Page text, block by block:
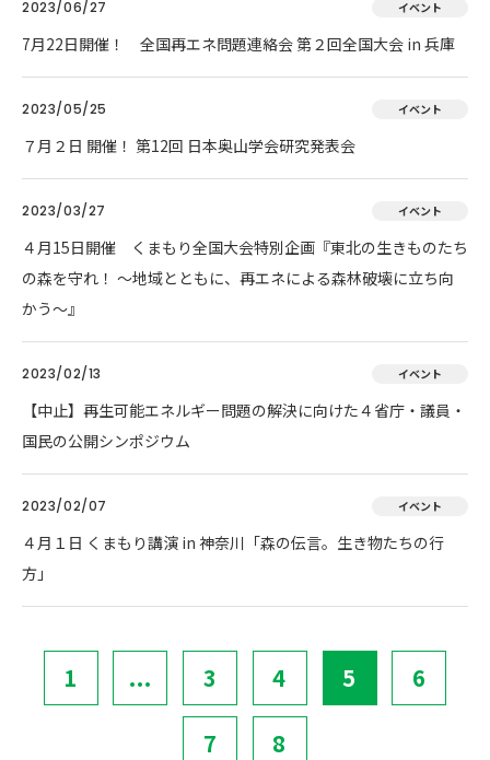
2023/06/27 イベント
7月22日開催！ 全国再エネ問題連絡会 第２回全国大会 in 兵庫
2023/05/25 イベント
７月２日 開催！ 第12回 日本奥山学会研究発表会
2023/03/27 イベント
４月15日開催 くまもり全国大会特別企画『東北の生きものたち
の森を守れ！ 〜地域とともに、再エネによる森林破壊に立ち向
かう〜』
2023/02/13 イベント
【中止】再生可能エネルギー問題の解決に向けた４省庁・議員・
国民の公開シンポジウム
2023/02/07 イベント
４月１日 くまもり講演 in 神奈川「森の伝言。生き物たちの行
方」
1 ... 3 4 5 6
7 8